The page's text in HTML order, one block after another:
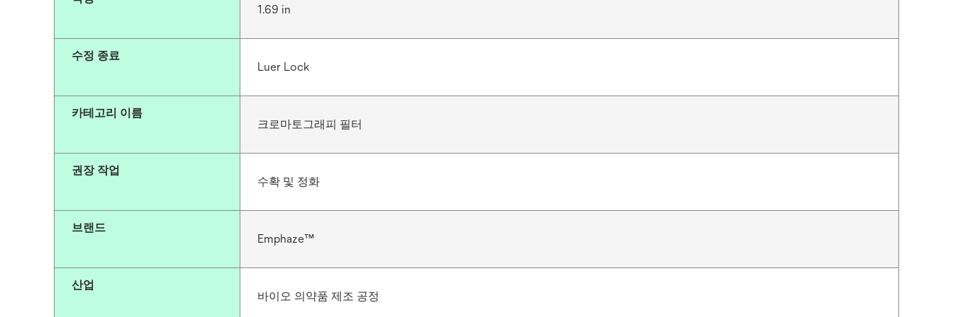
1.69 in
수정 종료
Luer Lock
카테고리 이름
크로마토그래피 필터
권장 작업
수확 및 정화
브랜드
Emphaze™
산업
바이오 의약품 제조 공정